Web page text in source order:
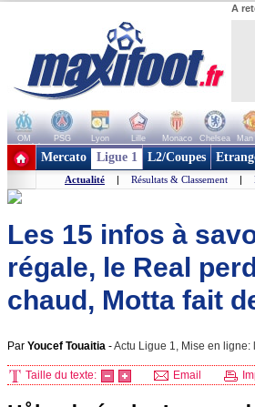
A
OM PSG Lyon Lille Monaco Chelsea Man
+ de clubs
Mercato Ligue 1 L2/Coupes
Actualité | Résultats & Classement |
Les 15 infos à
régale, le Real
chaud, Motta fait
Par Youcef Touaitia -Actu Ligue 1, Mise en ligne:
Taille du texte: Email